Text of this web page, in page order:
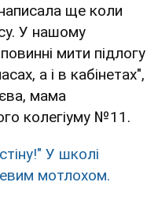
ще коли
У нашому
мити підлогу
а і в кабінетах",
мама
колегіуму №11.
У школі
мотлохом.